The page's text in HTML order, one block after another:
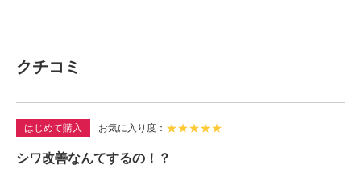
クチコミ
はじめて購入 お気に入り度 ★★★★★
シワ改善なんてするの！？